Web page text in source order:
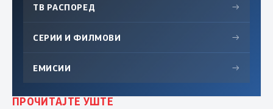
ТВ РАСПОРЕД →
СЕРИИ И ФИЛМОВИ →
ЕМИСИИ →
ПРОЧИТАЈТЕ УШТЕ